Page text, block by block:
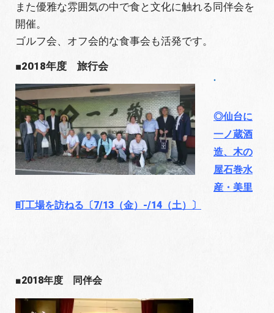
また優雅な雰囲気の中で食と文化に触れる同伴会を
開催。
ゴルフ会、オフ会的な食事会も活発です。
■2018年度 旅行会
◎仙台に
一ノ蔵酒
造、木の
屋石巻水
産・美里
町工場を訪ねる〔7/13（金）-/14（土）〕
■2018年度 同伴会